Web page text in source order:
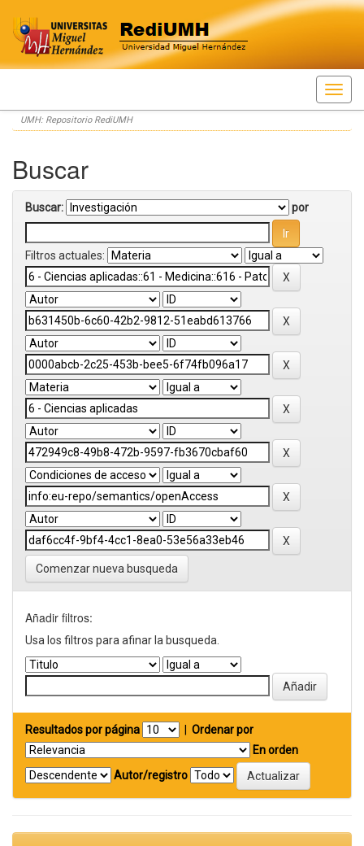
Skip
navigation
UMH: Repositorio RediUMH
Buscar
Buscar: por
Filtros actuales:
Comenzar nueva busqueda
Añadir filtros:
Usa los filtros para afinar la busqueda.
Resultados por página
Ordenar por
En orden
Autor/registro